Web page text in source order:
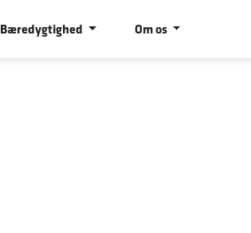
Bæredygtighed Om os